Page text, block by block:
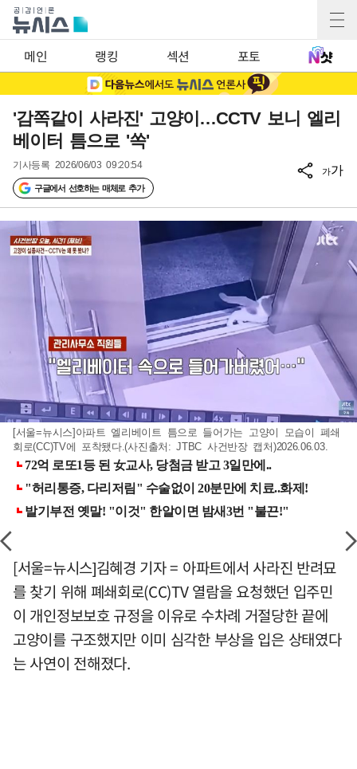
메인 랭킹 섹션 포토
'감쪽같이 사라진' 고양이…CCTV 보니 엘리
베이터 틈으로 '쏙'
기사등록 2026/06/03 09:20:54
구글에서 선호하는 매체로 추가
가가
[서울=뉴시스]아파트 엘리베이트 틈으로 들어가는 고양이 모습이 폐쇄
회로(CC)TV에 포착됐다.(사진출처: JTBC 사건반장 캡처)2026.06.03.
[서울=뉴시스]김혜경 기자 = 아파트에서 사라진 반려묘
를 찾기 위해 폐쇄회로(CC)TV 열람을 요청했던 입주민
이 개인정보보호 규정을 이유로 수차례 거절당한 끝에
고양이를 구조했지만 이미 심각한 부상을 입은 상태였다
는 사연이 전해졌다.